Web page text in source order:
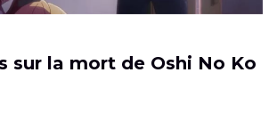
sur la mort de Oshi No Ko